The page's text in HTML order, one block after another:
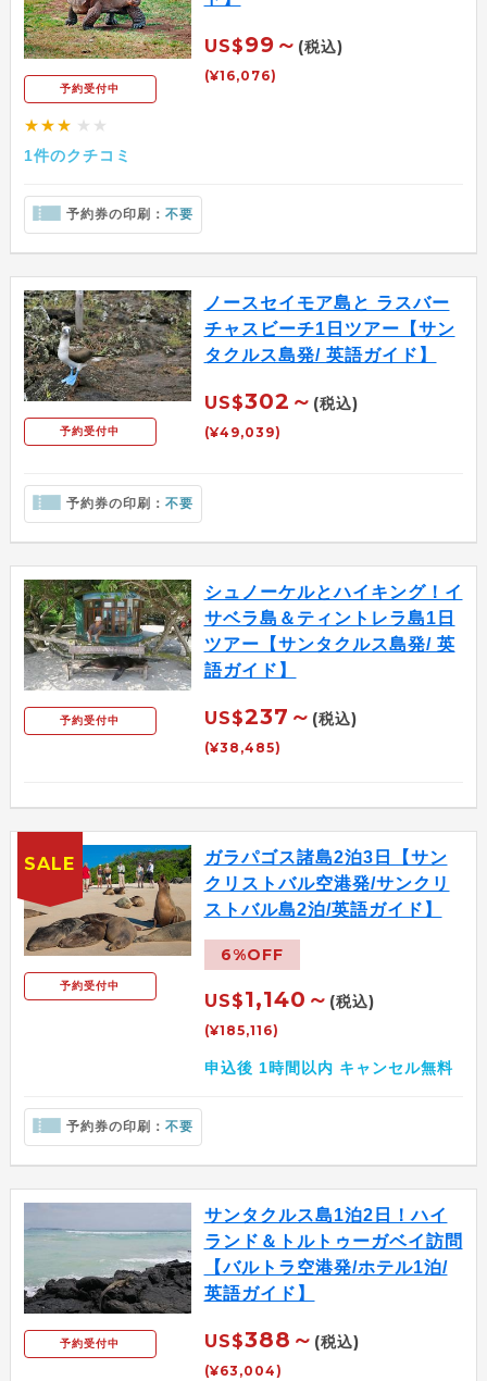
予約受付中
★★★ ★★
1件のクチコミ
US$99～ (税込)
(¥16,076)
予約券の印刷： 不要
予約受付中
ノースセイモア島と ラスバー
チャスビーチ1日ツアー【サン
タクルス島発/ 英語ガイド】
US$302～ (税込)
(¥49,039)
予約券の印刷： 不要
予約受付中
シュノーケルとハイキング！イ
サベラ島＆ティントレラ島1日
ツアー【サンタクルス島発/ 英
語ガイド】
US$237～ (税込)
(¥38,485)
予約受付中
ガラパゴス諸島2泊3日【サン
クリストバル空港発/サンクリ
ストバル島2泊/英語ガイド】
6%OFF
US$1,140～ (税込)
(¥185,116)
申込後 1時間以内 キャンセル無料
予約券の印刷： 不要
SALE
予約受付中
サンタクルス島1泊2日！ハイ
ランド＆トルトゥーガベイ訪問
【バルトラ空港発/ホテル1泊/
英語ガイド】
US$388～ (税込)
(¥63,004)